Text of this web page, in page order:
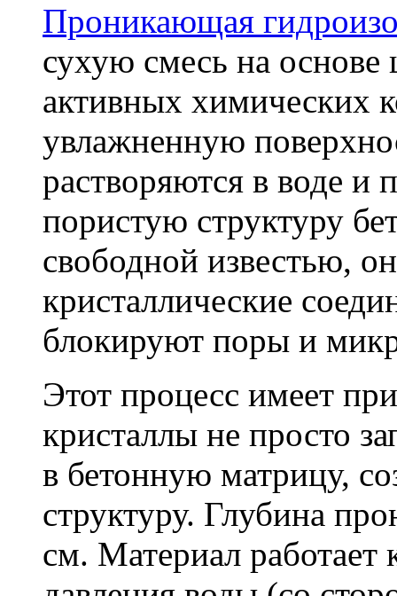
Проникающая
сухую смесь на основе
активных химических
увлажненную
растворяются в воде и
пористую структуру
свободной известью,
кристаллические
блокируют поры и
Этот процесс имеет
кристаллы не просто
в бетонную матрицу,
структуру. Глубина
см. Материал работает